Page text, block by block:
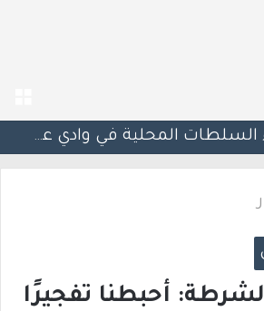
وزارة الصحة تحذّر: نقص في مخزون الدم.. ودعوة عاجلة للتبرع وخاصة من فصيلة O
أحبطنا تفجيرًا